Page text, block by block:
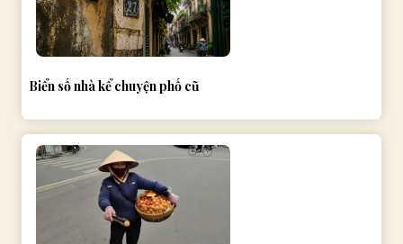
Biển số nhà kể chuyện phố cũ